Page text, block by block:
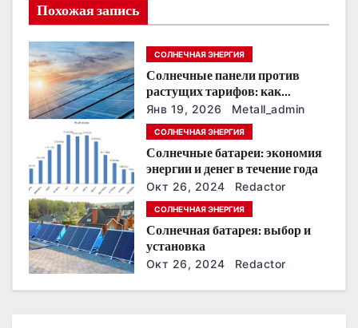
я
п
о
з
п
и
с
я
Похожая запись
СОЛНЕЧНАЯ ЭНЕРГИЯ
Солнечные панели против
растущих тарифов: как
сохранить
энергонезависимость в
ближайшие годы
Янв 19, 2026 Metall_admin
СОЛНЕЧНАЯ ЭНЕРГИЯ
Солнечные батареи: экономия
энергии и денег в течение года
Окт 26, 2024 Redactor
СОЛНЕЧНАЯ ЭНЕРГИЯ
Солнечная батарея: выбор и
установка
Окт 26, 2024 Redactor